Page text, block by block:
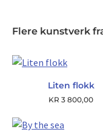
Flere kunstverk
Liten flokk
KR 3 800,00